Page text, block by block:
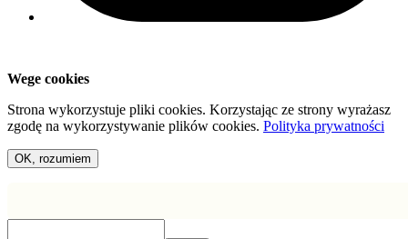
Wege cookies
Strona wykorzystuje pliki cookies. Korzystając ze strony wyrażasz
zgodę na wykorzystywanie plików cookies. Polityka prywatności
OK, rozumiem